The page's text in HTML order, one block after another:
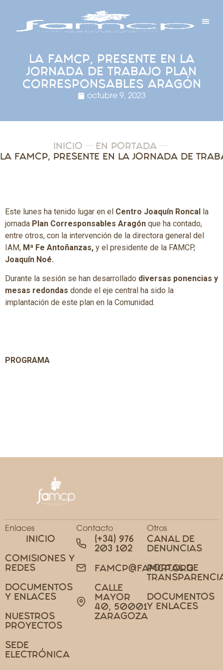
LA FAMCP, PRESENTE EN LA
JORNADA DE TRABAJO PLAN
CORRESPONSABLES ARAGÓN
octubre 9, 2023
INICIO EN PORTADA
Este lunes ha tenido lugar en el Centro Joaquín Roncal la
jornada Plan Corresponsables Aragón que ha contado,
entre otros, con la intervención de la directora general del
IAM, Mª Fe Antoñanzas, y el presidente de la FAMCP,
Joaquín Noé.
Durante la sesión se han desarrollado diversas ponencias y
mesas redondas donde el eje central ha sido la
implantación de este plan en la Comunidad.
PROGRAMA
Enlaces
INICIO
COMISIONES Y
REDES
DOCUMENTOS
Y ENLACES
NUESTROS
PROYECTOS
SEDE
ELECTRÓNICA
Contacto
(+34) 976
203 102
FAMCP@FAMCP.ORG
CALLE
MAYOR
40, 50001
ZARAGOZA
Otros
CANAL DE
DENUNCIAS
PORTAL DE
DOCUMENTOS
Y ENLACES